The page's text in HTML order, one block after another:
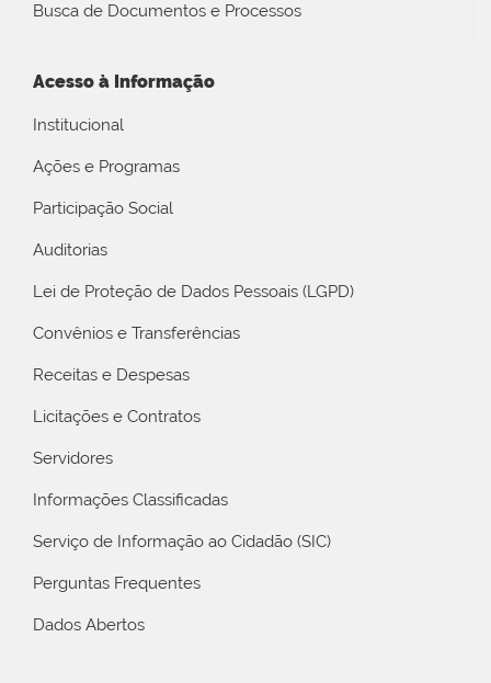
Busca de Documentos e Processos
Acesso à Informação
Institucional
Ações e Programas
Participação Social
Auditorias
Lei de Proteção de Dados Pessoais (LGPD)
Convênios e Transferências
Receitas e Despesas
Licitações e Contratos
Servidores
Informações Classificadas
Serviço de Informação ao Cidadão (SIC)
Perguntas Frequentes
Dados Abertos